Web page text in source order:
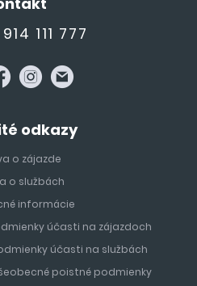
111 777
odkazy
o zájazde
o službách
informácie
účasti na zájazdoch
účasti na službách
poistné podmienky